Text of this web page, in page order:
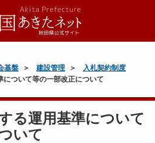
基盤 建設管理
入札契約制度
ついて等の一部改正について
る運用基準について
いて